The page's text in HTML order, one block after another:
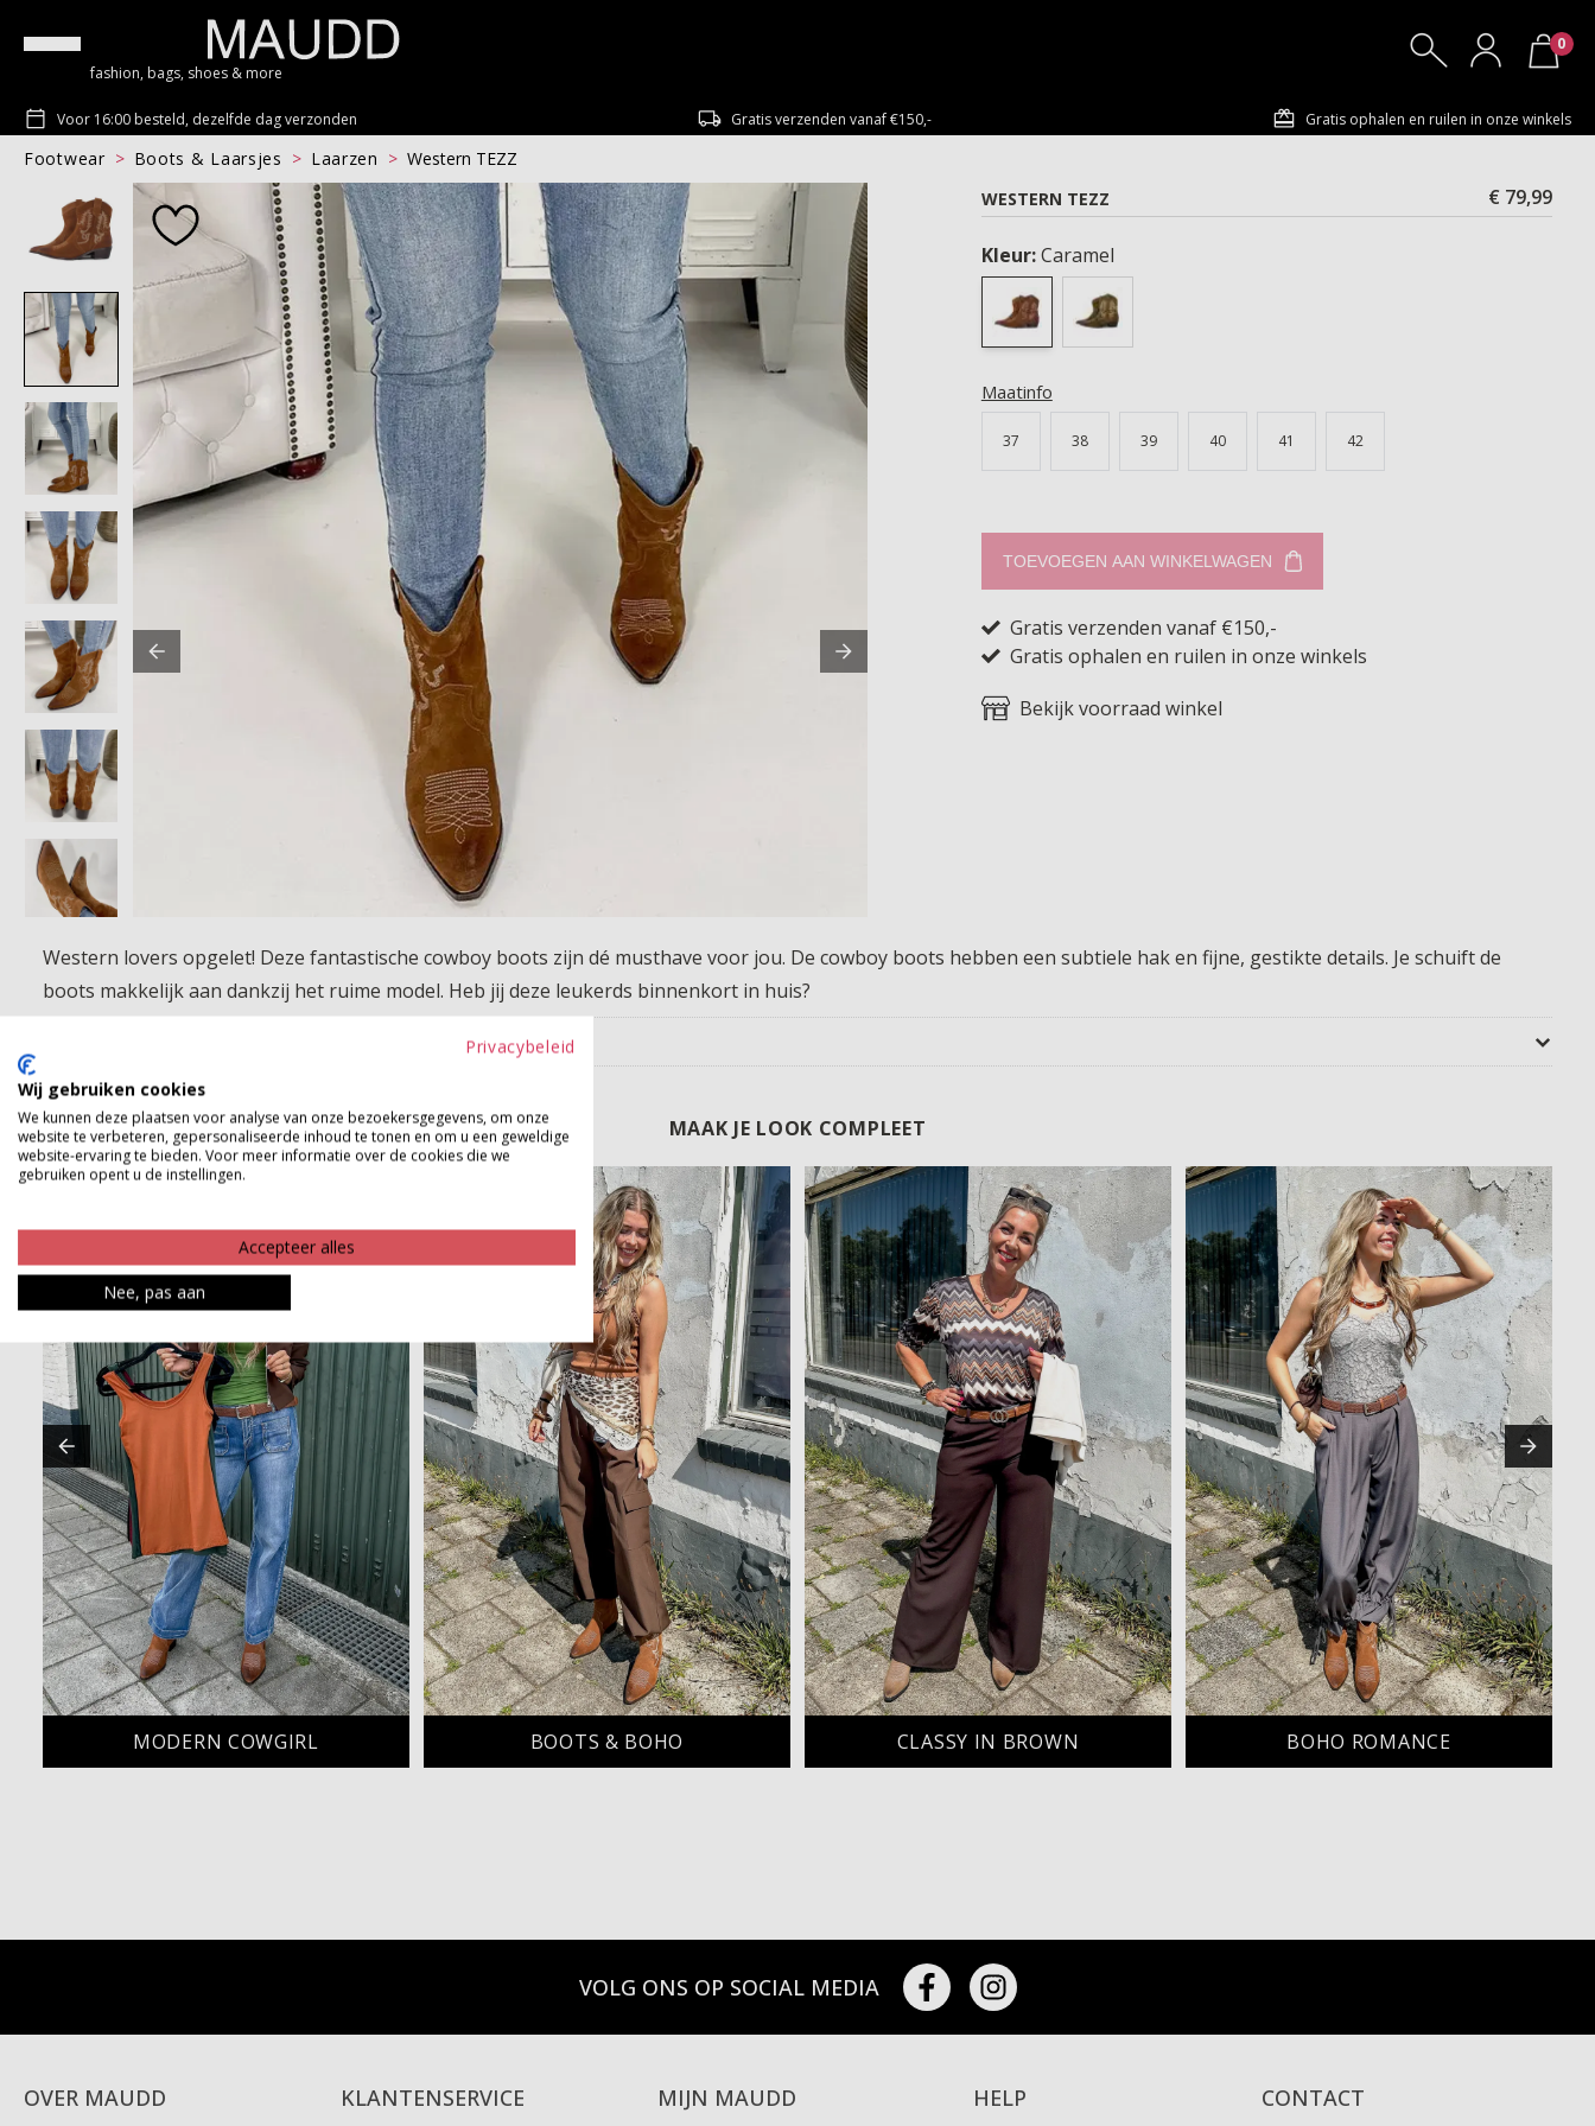
fashion, bags, shoes & more
0
Voor 16:00 besteld, dezelfde dag verzonden Gratis verzenden vanaf €150,- Gratis ophalen en ruilen in onze winkels
Footwear Boots & Laarsjes Laarzen
Western TEZZ
WESTERN TEZZ
€ 79,99
Kleur:Caramel
Maatinfo
37 38 39 40 41 42
TOEVOEGEN AAN WINKELWAGEN
Gratis verzenden vanaf €150,-
Gratis ophalen en ruilen in onze winkels
Bekijk voorraad winkel
Western lovers opgelet! Deze fantastische cowboy boots zijn dé musthave voor jou. De cowboy boots hebben een subtiele hak en fijne, gestikte details. Je schuift de
boots makkelijk aan dankzij het ruime model. Heb jij deze leukerds binnenkort in huis?
MAAK JE LOOK COMPLEET
MODERN COWGIRL BOOTS & BOHO CLASSY IN BROWN BOHO ROMANCE
VOLG ONS OP SOCIAL MEDIA
OVER MAUDD KLANTENSERVICE MIJN MAUDD HELP CONTACT
Privacybeleid
Wij gebruiken cookies
We kunnen deze plaatsen voor analyse van onze bezoekersgegevens, om onze
website te verbeteren, gepersonaliseerde inhoud te tonen en om u een geweldige
website-ervaring te bieden. Voor meer informatie over de cookies die we
gebruiken opent u de instellingen.
Accepteer alles
Nee, pas aan